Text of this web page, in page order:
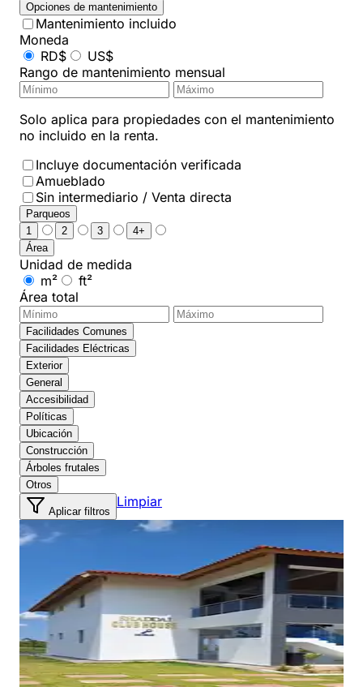
Opciones de mantenimiento
Mantenimiento incluido
Moneda
RD$
US$
Rango de mantenimiento mensual
Solo aplica para propiedades con el mantenimiento
no incluido en la renta.
Incluye documentación verificada
Amueblado
Sin intermediario / Venta directa
Parqueos
1
2 3
4+
Área
Unidad de medida
m²
ft²
Área total
Facilidades Comunes
Facilidades Eléctricas
Exterior
General
Accesibilidad
Políticas
Ubicación
Construcción
Árboles frutales
Otros
Aplicar filtros
Limpiar